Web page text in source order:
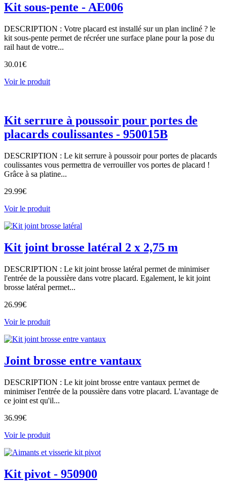
Kit sous-pente - AE006
DESCRIPTION : Votre placard est installé sur un plan incliné ? le
kit sous-pente permet de récréer une surface plane pour la pose du
rail haut de votre...
30.01€
Voir le produit
Kit serrure à poussoir pour portes de
placards coulissantes - 950015B
DESCRIPTION : Le kit serrure à poussoir pour portes de placards
coulissantes vous permettra de verrouiller vos portes de placard !
Grâce à sa platine...
29.99€
Voir le produit
Kit joint brosse latéral 2 x 2,75 m
DESCRIPTION : Le kit joint brosse latéral permet de minimiser
l'entrée de la poussière dans votre placard. Egalement, le kit joint
brosse latéral permet...
26.99€
Voir le produit
Joint brosse entre vantaux
DESCRIPTION : Le kit joint brosse entre vantaux permet de
minimiser l'entrée de la poussière dans votre placard. L'avantage de
ce joint est qu'il...
36.99€
Voir le produit
Kit pivot - 950900